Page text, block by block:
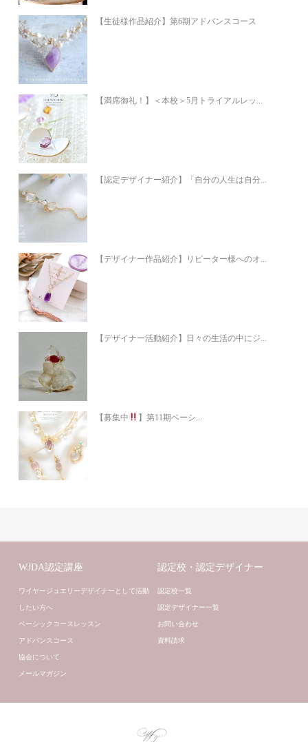
【生徒様作品紹介】第6期アドバンスコース
【満席御礼！】＜本校＞5月トライアルレッ...
【認定デザイナー紹介】「自分の人生は自分...
【デザイナー作品紹介】リピーター様へのオ...
【デザイナー活動紹介】日々の生活の中にジ...
【募集中 】第11期ベーシ...
WJDA認定講座
ワイヤージュエリーデザイナーとして活動
したい方へ
ベーシックコースレッスン
アドバンスコース
協会について
メールマガジン
認定校・認定デザイナー
認定校一覧
認定デザイナー一覧
お問い合わせ
資料請求